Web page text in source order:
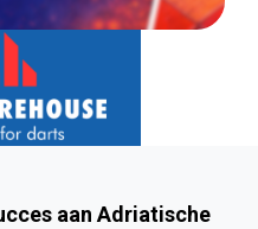
aan Adriatische